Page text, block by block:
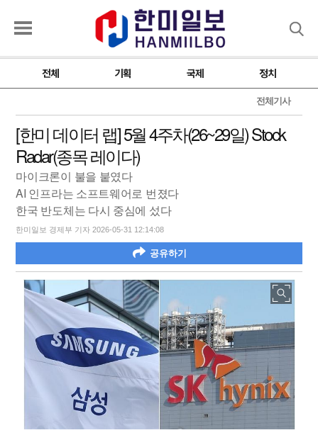
전체 기획 국제 정치
전체기사
[한미 데이터 랩] 5월 4주차(26~29일) Stock
Radar(종목 레이다)
마이크론이 불을 붙였다
AI 인프라는 소프트웨어로 번졌다
한국 반도체는 다시 중심에 섰다
한미일보 경제부 기자 2026-05-31 12:14:08
공유하기